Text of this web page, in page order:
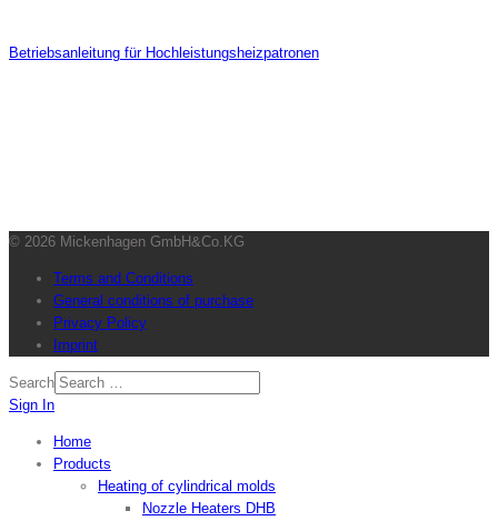
Betriebsanleitung für Hochleistungsheizpatronen
© 2026 Mickenhagen GmbH&Co.KG
Terms and Conditions
General conditions of purchase
Privacy Policy
Imprint
Search
Sign In
Home
Products
Heating of cylindrical molds
Nozzle Heaters DHB